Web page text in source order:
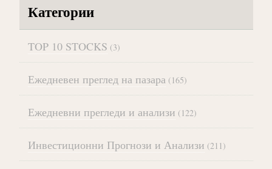
Категории
TOP 10 STOCKS (3)
Ежедневен преглед на пазара (165)
Ежедневни прегледи и анализи (122)
Инвестиционни Прогнози и Анализи (211)